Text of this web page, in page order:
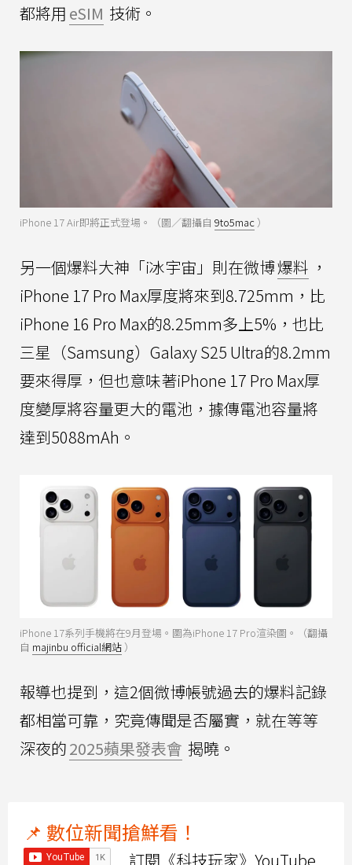
都將用 eSIM 技術。
iPhone 17 Air即將正式登場。（圖／翻攝自 9to5mac ）
另一個爆料大神「i冰宇宙」則在微博爆料 ，
iPhone 17 Pro Max厚度將來到8.725mm，比
iPhone 16 Pro Max的8.25mm多上5%，也比
三星（Samsung）Galaxy S25 Ultra的8.2mm
要來得厚，但也意味著iPhone 17 Pro Max厚
度變厚將容量更大的電池，據傳電池容量將
達到5088mAh。
iPhone 17系列手機將在9月登場。圖為iPhone 17 Pro渲染圖。（翻攝
自 majinbu official網站 ）
報導也提到，這2個微博帳號過去的爆料記錄
都相當可靠，究竟傳聞是否屬實，就在等等
深夜的2025蘋果發表會 揭曉。
📌 數位新聞搶鮮看！
訂閱《科技玩家》YouTube